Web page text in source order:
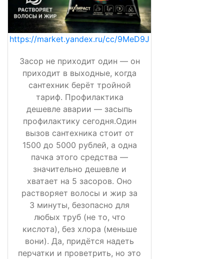
https://market.yandex.ru/cc/9MeD9J
Засор не приходит один — он
приходит в выходные, когда
сантехник берёт тройной
тариф. Профилактика
дешевле аварии — засыпь
профилактику сегодня.Один
вызов сантехника стоит от
1500 до 5000 рублей, а одна
пачка этого средства —
значительно дешевле и
хватает на 5 засоров. Оно
растворяет волосы и жир за
3 минуты, безопасно для
любых труб (не то, что
кислота), без хлора (меньше
вони). Да, придётся надеть
перчатки и проветрить, но это